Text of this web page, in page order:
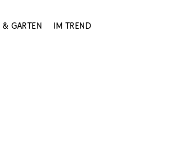
& Garten Im Trend